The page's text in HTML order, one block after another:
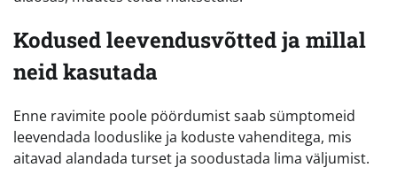
Kodused leevendusvõtted ja millal
neid kasutada
Enne ravimite poole pöördumist saab sümptomeid
leevendada looduslike ja koduste vahenditega, mis
aitavad alandada turset ja soodustada lima väljumist.